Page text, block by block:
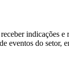
indicações e
eventos do setor,